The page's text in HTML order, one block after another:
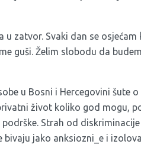
u zatvor. Svaki dan se
guši. Želim slobodu da
u Bosni i Hercegovini šute
život koliko god mogu,
Strah od
jako anksiozni_e i